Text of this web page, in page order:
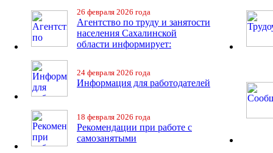
26 февраля 2026 года
Агентство по труду и занятости
населения Сахалинской
области информирует:
24 февраля 2026 года
Информация для работодателей
18 февраля 2026 года
Рекомендации при работе с
самозанятыми